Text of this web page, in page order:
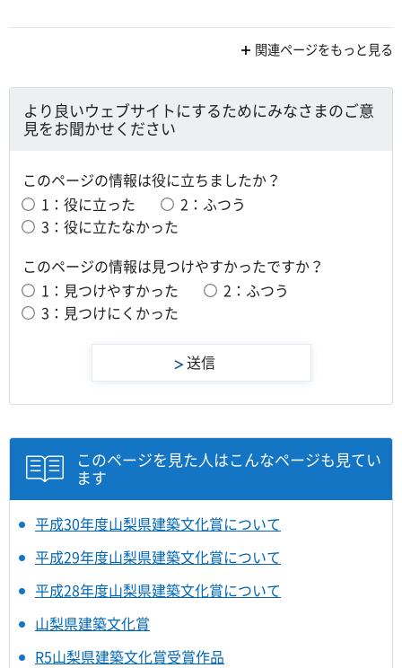
関連ページをもっと見る
より良いウェブサイトにするためにみなさまのご意
見をお聞かせください
このページの情報は役に立ちましたか？
1：役に立った
2：ふつう
3：役に立たなかった
このページの情報は見つけやすかったですか？
1：見つけやすかった
2：ふつう
3：見つけにくかった
このページを見た人はこんなページも見てい
ます
平成30年度山梨県建築文化賞について
平成29年度山梨県建築文化賞について
平成28年度山梨県建築文化賞について
山梨県建築文化賞
R5山梨県建築文化賞受賞作品